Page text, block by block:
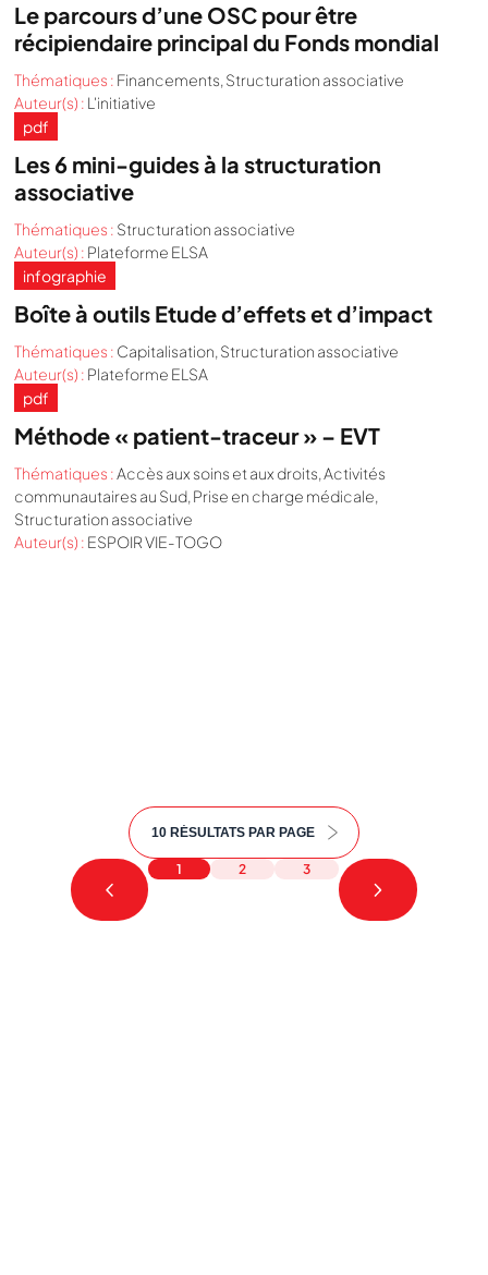
Le parcours d’une OSC pour être
récipiendaire principal du Fonds mondial
Thématiques : Financements, Structuration associative
Auteur(s) : L'initiative
pdf
Les 6 mini-guides à la structuration
associative
Thématiques : Structuration associative
Auteur(s) : Plateforme ELSA
infographie
Boîte à outils Etude d’effets et d’impact
Thématiques : Capitalisation, Structuration associative
Auteur(s) : Plateforme ELSA
pdf
Méthode « patient-traceur » – EVT
Thématiques :Accès aux soins et aux droits,Activités
communautaires au Sud, Prise en charge médicale,
Structuration associative
Auteur(s) : ESPOIR VIE-TOGO
1 2 3